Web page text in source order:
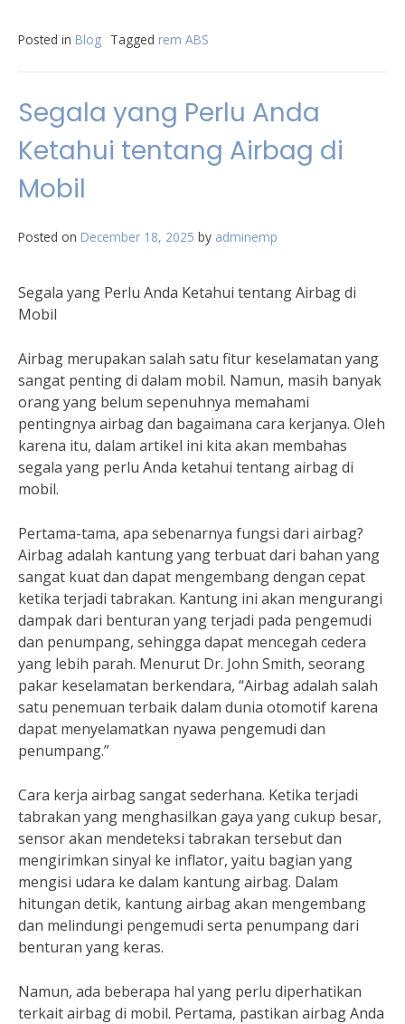
Posted in Blog Tagged rem ABS
Segala yang Perlu Anda
Ketahui tentang Airbag di
Mobil
Posted on December 18, 2025 by adminemp
Segala yang Perlu Anda Ketahui tentang Airbag di
Mobil
Airbag merupakan salah satu fitur keselamatan yang
sangat penting di dalam mobil. Namun, masih banyak
orang yang belum sepenuhnya memahami
pentingnya airbag dan bagaimana cara kerjanya. Oleh
karena itu, dalam artikel ini kita akan membahas
segala yang perlu Anda ketahui tentang airbag di
mobil.
Pertama-tama, apa sebenarnya fungsi dari airbag?
Airbag adalah kantung yang terbuat dari bahan yang
sangat kuat dan dapat mengembang dengan cepat
ketika terjadi tabrakan. Kantung ini akan mengurangi
dampak dari benturan yang terjadi pada pengemudi
dan penumpang, sehingga dapat mencegah cedera
yang lebih parah. Menurut Dr. John Smith, seorang
pakar keselamatan berkendara, “Airbag adalah salah
satu penemuan terbaik dalam dunia otomotif karena
dapat menyelamatkan nyawa pengemudi dan
penumpang.”
Cara kerja airbag sangat sederhana. Ketika terjadi
tabrakan yang menghasilkan gaya yang cukup besar,
sensor akan mendeteksi tabrakan tersebut dan
mengirimkan sinyal ke inflator, yaitu bagian yang
mengisi udara ke dalam kantung airbag. Dalam
hitungan detik, kantung airbag akan mengembang
dan melindungi pengemudi serta penumpang dari
benturan yang keras.
Namun, ada beberapa hal yang perlu diperhatikan
terkait airbag di mobil. Pertama, pastikan airbag Anda